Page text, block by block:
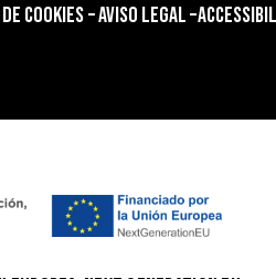
COOKIES–AVISO LEGAL–